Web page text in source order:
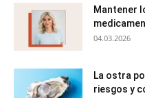
Mantener
04.03.2026
La ostra
riesgos y